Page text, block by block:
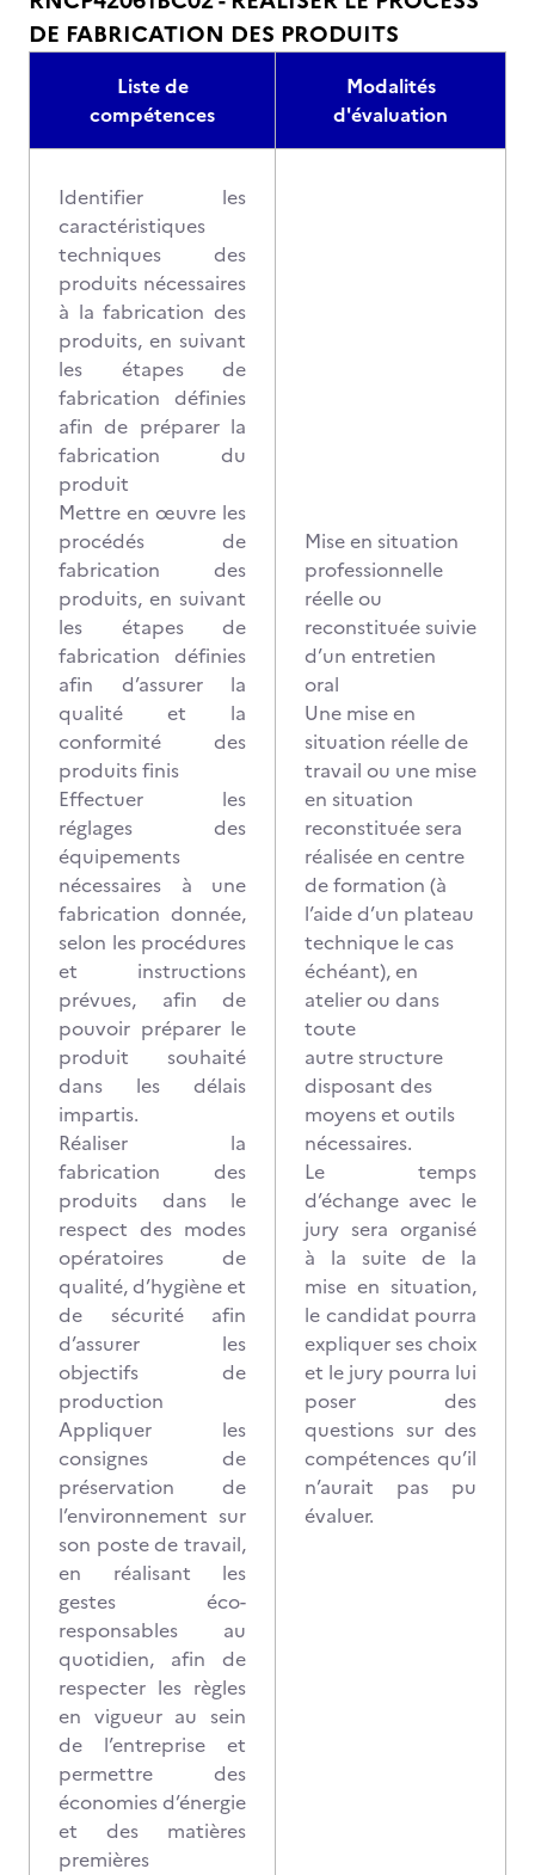
DE FABRICATION DES PRODUITS
Liste de
compétences
Modalités
d'évaluation
Identifier les
caractéristiques
techniques des
produits nécessaires
à la fabrication des
produits, en suivant
les étapes de
fabrication définies
afin de préparer la
fabrication du
produit
Mettre en œuvre les
procédés de
fabrication des
produits, en suivant
les étapes de
fabrication définies
afin d’assurer la
qualité et la
conformité des
produits finis
Effectuer les
réglages des
équipements
nécessaires à une
fabrication donnée,
selon les procédures
et instructions
prévues, afin de
pouvoir préparer le
produit souhaité
dans les délais
impartis.
Réaliser la
fabrication des
produits dans le
respect des modes
opératoires de
qualité, d’hygiène et
de sécurité afin
d’assurer les
objectifs de
production
Appliquer les
consignes de
préservation de
l’environnement sur
son poste de travail,
en réalisant les
gestes éco-
responsables au
quotidien, afin de
respecter les règles
en vigueur au sein
de l’entreprise et
permettre des
économies d’énergie
et des matières
premières
Mise en situation
professionnelle
réelle ou
reconstituée suivie
d’un entretien
oral
Une mise en
situation réelle de
travail ou une mise
en situation
reconstituée sera
réalisée en centre
de formation (à
l’aide d’un plateau
technique le cas
échéant), en
atelier ou dans
toute
autre structure
disposant des
moyens et outils
nécessaires.
Le temps
d’échange avec le
jury sera organisé
à la suite de la
mise en situation,
le candidat pourra
expliquer ses choix
et le jury pourra lui
poser des
questions sur des
compétences qu’il
n’aurait pas pu
évaluer.